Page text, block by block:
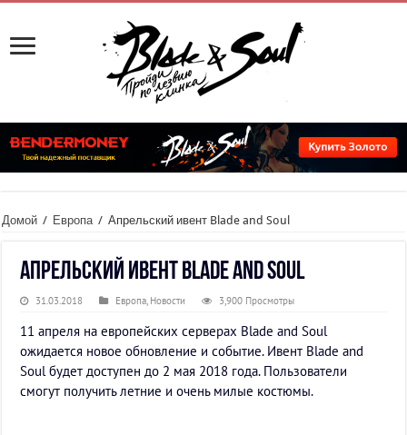
Домой / Европа / Апрельский ивент Blade and Soul
Апрельский ивент Blade and Soul
31.03.2018 Европа, Новости 3,900 Просмотры
11 апреля на европейских серверах Blade and Soul
ожидается новое обновление и событие. Ивент Blade and
Soul будет доступен до 2 мая 2018 года. Пользователи
смогут получить летние и очень милые костюмы.